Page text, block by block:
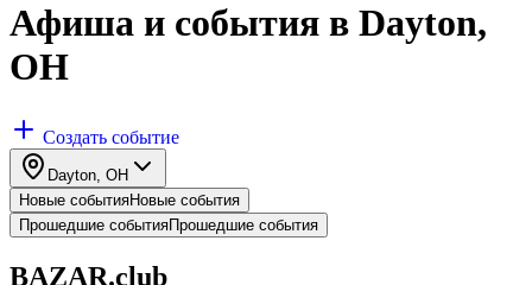
Афиша и события в Dayton,
OH
Создать событие
Dayton, OH
Новые событияНовые события
Прошедшие событияПрошедшие события
BAZAR.club